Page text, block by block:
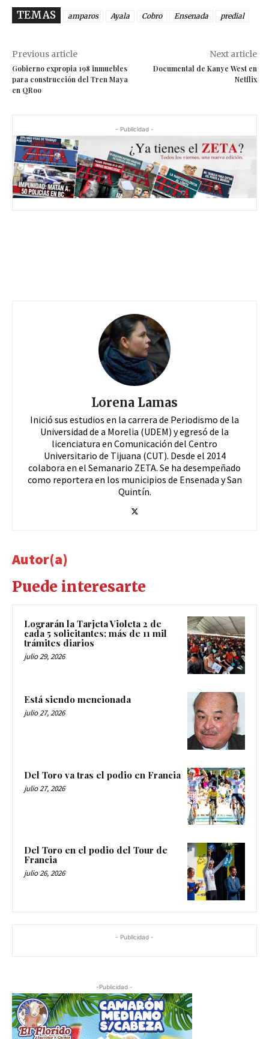
TEMAS amparos Ayala Cobro Ensenada predial
Previous article
Gobierno expropia 198 inmuebles
para construcción del Tren Maya
en QRoo
Next article
Documental de Kanye West en
Netflix
- Publicidad -
Lorena Lamas
Inició sus estudios en la carrera de Periodismo de la
Universidad de a Morelia (UDEM) y egresó de la
licenciatura en Comunicación del Centro
Universitario de Tijuana (CUT). Desde el 2014
colabora en el Semanario ZETA. Se ha desempeñado
como reportera en los municipios de Ensenada y San
Quintín.
Autor(a)
Puede interesarte
Lograrán la Tarjeta Violeta 2 de
cada 5 solicitantes; más de 11 mil
trámites diarios
julio 29, 2026
Está siendo mencionada
julio 27, 2026
Del Toro va tras el podio en Francia
julio 27, 2026
Del Toro en el podio del Tour de
Francia
julio 26, 2026
- Publicidad -
-Publicidad -